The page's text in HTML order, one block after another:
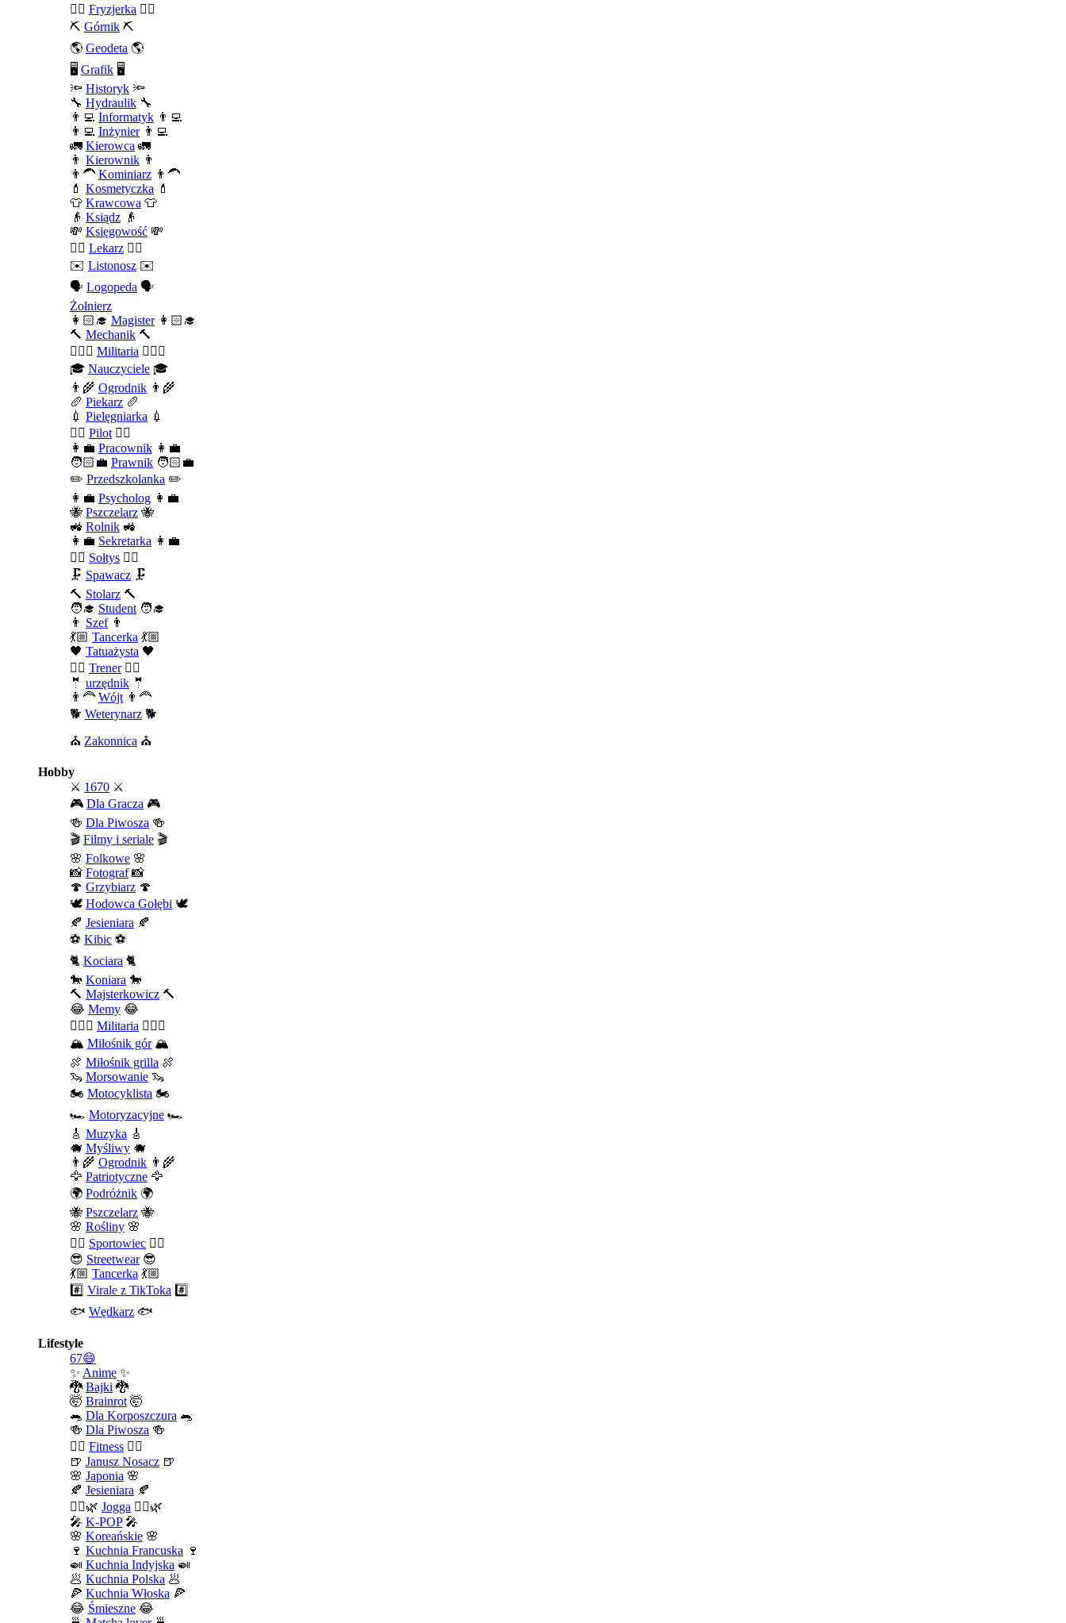
💇‍♀️ Fryzjerka 💇‍♀️
⛏️ Górnik ⛏️
🌎 Geodeta 🌎
🖥️ Grafik 🖥️
🔦 Historyk 🔦
🔧 Hydraulik 🔧
👨‍💻 Informatyk 👨‍💻
👨‍💻 Inżynier👨‍💻
🚛 Kierowca 🚛
👨 Kierownik 👨
👨‍🦱 Kominiarz 👨‍🦱
💄 Kosmetyczka 💄
👕 Krawcowa 👕
👴 Ksiądz 👴
💸 Księgowość 💸
👨‍⚕️ Lekarz 👨‍⚕️
✉️ Listonosz ✉️
🗣️ Logopeda 🗣️
Żołnierz
👩🏻‍🎓 Magister👩🏻‍🎓
🔨 Mechanik 🔨
💂🏻‍♂️ Militaria 💂🏻‍♂️
🎓 Nauczyciele 🎓
👨‍🌾 Ogrodnik 👨‍🌾
🥖 Piekarz 🥖
💉 Pielęgniarka 💉
👨‍✈️ Pilot 👨‍✈️
👩‍💼 Pracownik 👩‍💼
🧑🏻‍💼 Prawnik 🧑🏻‍💼
✏️ Przedszkolanka ✏️
👩‍💼 Psycholog 👩‍💼
🐝 Pszczelarz 🐝
🚜 Rolnik 🚜
👩‍💼 Sekretarka 👩‍💼
🧍‍♂️ Sołtys 🧍‍♂️
🗜️ Spawacz 🗜️
🔨 Stolarz 🔨
🧑‍🎓 Student 🧑‍🎓
👨 Szef👨
💃🏼 Tancerka 💃🏼
🖤 Tatuażysta 🖤
🏄‍♂️ Trener🏄‍♂️
🤵 urzędnik 🤵
👨‍🦰 Wójt 👨‍🦰
🐕 Weterynarz 🐕
⛪ Zakonnica ⛪
Hobby
⚔️ 1670 ⚔️
🎮 Dla Gracza 🎮
🍻 Dla Piwosza 🍻
🎬 Filmy i seriale 🎬
🌸 Folkowe 🌸
📸 Fotograf📸
🍄 Grzybiarz 🍄
🕊️ Hodowca Gołębi 🕊️
🍂 Jesieniara 🍂
⚽ Kibic ⚽
🐈 Kociara 🐈
🐎 Koniara 🐎
🔨 Majsterkowicz 🔨
😂 Memy 😂
💂🏻‍♂️ Militaria 💂🏻‍♂️
🏔️ Miłośnik gór🏔️
🍖 Miłośnik grilla 🍖
🦦 Morsowanie 🦦
🏍️ Motocyklista 🏍️
🏎️ Motoryzacyjne 🏎️
🎸 Muzyka 🎸
🐗 Myśliwy 🐗
👨‍🌾 Ogrodnik 👨‍🌾
🦅 Patriotyczne 🦅
🌍 Podróżnik 🌍
🐝 Pszczelarz 🐝
🌸 Rośliny 🌸
🤾‍♀️ Sportowiec 🤾‍♀️
😎 Streetwear😎
💃🏼 Tancerka 💃🏼
#️⃣ Virale z TikToka #️⃣
🐟 Wędkarz 🐟
Lifestyle
67😄
✨ Anime ✨
🐉 Bajki 🐉
🤯 Brainrot 🤯
🐀 Dla Korposzczura 🐀
🍻 Dla Piwosza 🍻
🤾‍♀️ Fitness 🤾‍♀️
🍺 Janusz Nosacz 🍺
🌸 Japonia 🌸
🍂 Jesieniara 🍂
🧘‍♀️🌿 Jogga 🧘‍♀️🌿
🎤 K-POP🎤
🌸 Koreańskie 🌸
🍷 Kuchnia Francuska 🍷
🍛 Kuchnia Indyjska 🍛
🥟 Kuchnia Polska 🥟
🍕 Kuchnia Włoska 🍕
😂 Śmieszne 😂